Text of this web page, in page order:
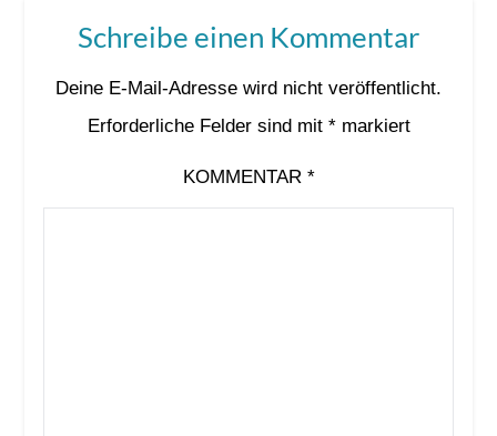
Schreibe einen Kommentar
Deine E-Mail-Adresse wird nicht veröffentlicht.
Erforderliche Felder sind mit *markiert
KOMMENTAR *